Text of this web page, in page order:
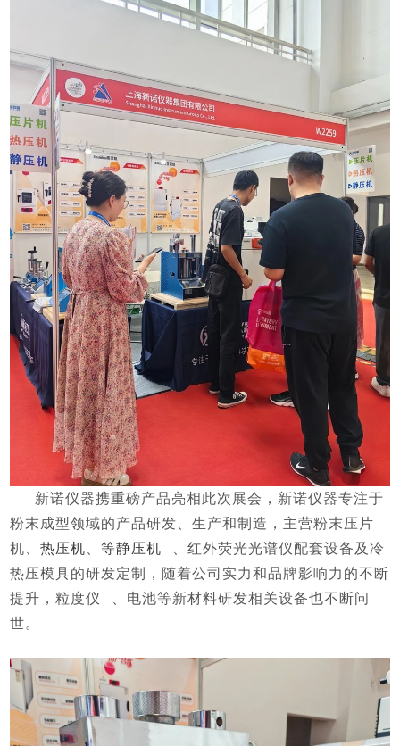
新诺仪器携重磅产品亮相此次展会，新诺仪器专注于
粉末成型领域的产品研发、生产和制造，主营粉末压片
机、热压机、等静压机
、红外荧光光谱仪配套设备及冷
热压模具的研发定制，随着公司实力和品牌影响力的不断
提升，粒度仪
、电池等新材料研发相关设备也不断问
世。